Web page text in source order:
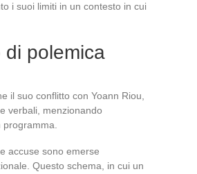
i suoi limiti in un contesto in cui
di polemica
il suo conflitto con Yoann Riou,
verbali, menzionando
programma.
accuse sono emerse
Questo schema, in cui un